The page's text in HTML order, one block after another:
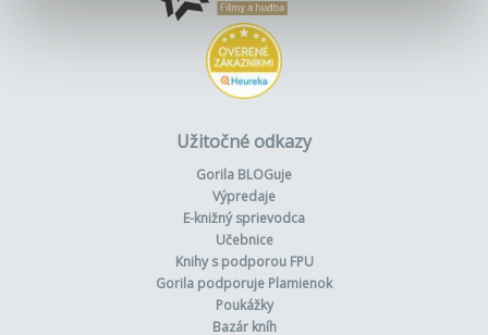
Užitočné odkazy
Gorila BLOGuje
Výpredaje
E-knižný sprievodca
Učebnice
Knihy s podporou FPU
Gorila podporuje Plamienok
Poukážky
Bazár kníh